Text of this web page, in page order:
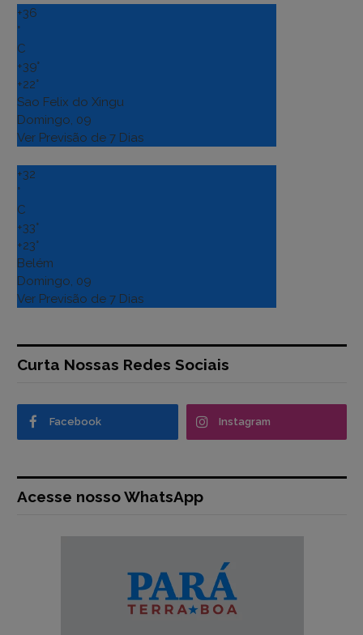
+36
°
C
+39°
+22°
Sao Felix do Xingu
Domingo, 09
Ver Previsão de 7 Dias
+32
°
C
+33°
+23°
Belém
Domingo, 09
Ver Previsão de 7 Dias
Curta Nossas Redes Sociais
Facebook Instagram
Acesse nosso WhatsApp